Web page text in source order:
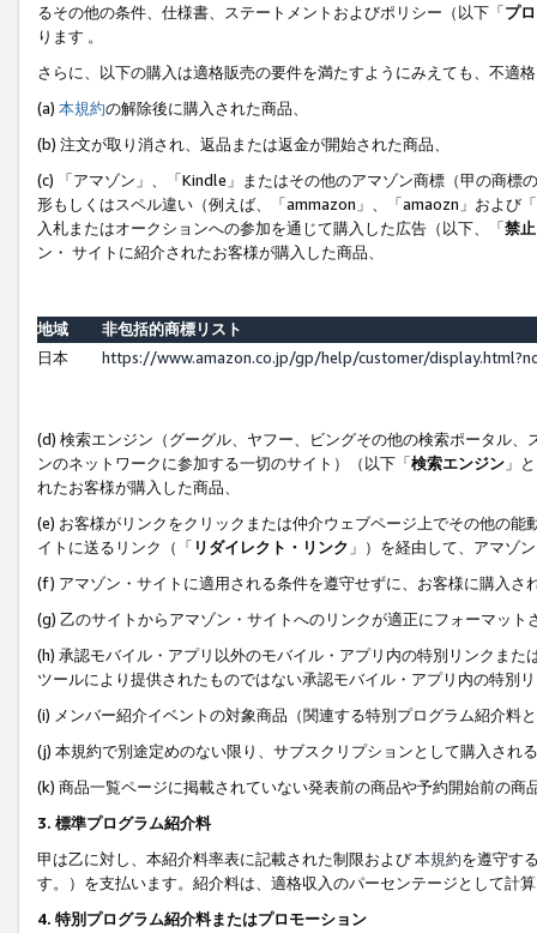
るその他の条件、仕様書、ステートメントおよびポリシー（以下「プ
ります 。
さらに、以下の購入は適格販売の要件を満たすようにみえても、不適
(a) 本規約の解除後に購入された商品、
(b) 注文が取り消され、返品または返金が開始された商品、
(c) 「アマゾン」、「Kindle」またはその他のアマゾン商標（甲の商
形もしくはスペル違い（例えば、「ammazon」、「amaozn」および
入札またはオークションへの参加を通じて購入した広告（以下、「禁
ン・ サイトに紹介されたお客様が購入した商品、
地域
非包括的商標リスト
日本
https://www.amazon.co.jp/gp/help/customer/
(d) 検索エンジン（グーグル、ヤフー、ビングその他の検索ポータル
ンのネットワークに参加する一切のサイト）（以下「検索エンジン 」
れたお客様が購入した商品、
(e) お客様がリンクをクリックまたは仲介ウェブページ上でその他の
イトに送るリンク（「 リダイレクト・リンク 」）を経由して、アマゾ
(f) アマゾン・サイトに適用される条件を遵守せずに、お客様に購入さ
(g) 乙のサイトからアマゾン・サイトへのリンクが適正にフォーマッ
(h) 承認モバイル・アプリ以外のモバイル・アプリ内の特別リンクま
ツールにより提供されたものではない承認モバイル・アプリ内の特別
(i) メンバー紹介イベントの対象商品（関連する特別プログラム紹介料
(j) 本規約で別途定めのない限り、サブスクリプションとして購入され
(k) 商品一覧ページに掲載されていない発表前の商品や予約開始前の商
3. 標準プログラム紹介料
甲は乙に対し、本紹介料率表に記載された制限および本規約を遵守す
す。）を支払います。紹介料は、適格収入のパーセンテージとして計
4. 特別プログラム紹介料またはプロモーション